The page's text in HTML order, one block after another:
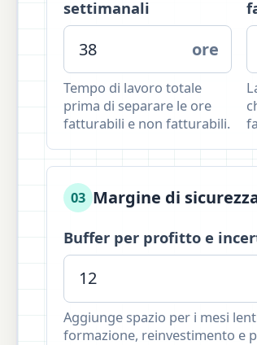
settimanali
ore
Tempo di lavoro totale
prima di separare le ore
fatturabili e non fatturabili.
03 Margine di
Buffer per profitto e
Aggiunge spazio per i mesi
formazione, reinvestimento e